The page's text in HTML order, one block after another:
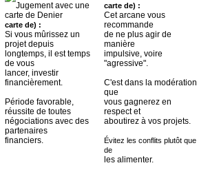
carte de) :
Si vous mûrissez un
projet depuis
longtemps, il est temps
de vous
lancer, investir
financièrement.
Période favorable,
réussite de toutes
négociations avec des
partenaires
financiers.
carte de) :
Cet arcane vous
recommande
de ne plus agir de
manière
impulsive, voire
"agressive".
C'est dans la modération
que
vous gagnerez en
respect et
aboutirez à vos projets.
Évitez les conflits plutôt que
de
les alimenter.